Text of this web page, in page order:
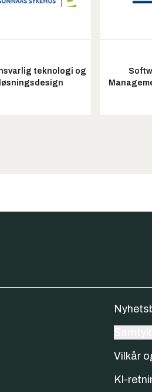
teknologi og
løsningsdesign
Vilkår
KI-